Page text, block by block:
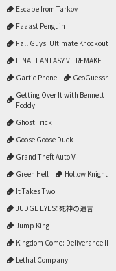
Escape from Tarkov
Faaast Penguin
Fall Guys: Ultimate Knockout
FINAL FANTASY VII REMAKE
Gartic Phone
GeoGuessr
Getting Over It with Bennett
Foddy
Ghost Trick
Goose Goose Duck
Grand Theft Auto V
Green Hell
Hollow Knight
It Takes Two
JUDGE EYES：死神の遺言
Jump King
Kingdom Come: Deliverance II
Lethal Company